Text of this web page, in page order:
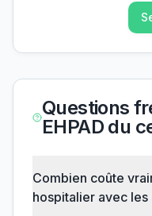
Questions
EHPAD du
Combien coûte
hospitalier avec les